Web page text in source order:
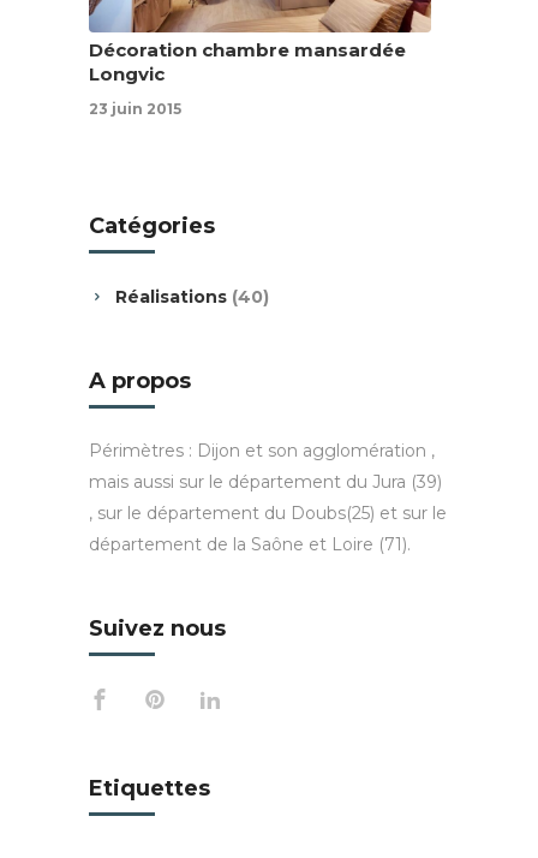
Décoration chambre mansardée
Longvic
23 juin 2015
Catégories
Réalisations (40)
A propos
Périmètres : Dijon et son agglomération ,
mais aussi sur le département du Jura (39)
, sur le département du Doubs(25) et sur le
département de la Saône et Loire (71).
Suivez nous
Etiquettes